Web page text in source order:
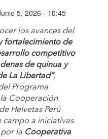
5, 2026 - 10:45
los avances del
fortalecimiento de
competitivo
de quinua y
La Libertad”,
Programa
Cooperación
Helvetas Perú
campo a iniciativas
la Cooperativa